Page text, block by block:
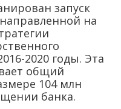
запуск
на
2020 годы. Эта
общий
104 млн
банка.